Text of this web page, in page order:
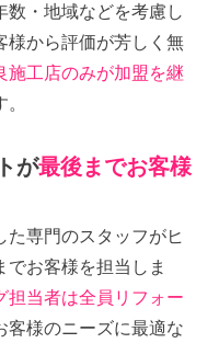
数・地域などを考慮し
様から評価が芳しく無
施工店のみが加盟を継
が最後までお客様
た専門のスタッフがヒ
お客様を担当しま
担当者は全員リフォー
客様のニーズに最適な